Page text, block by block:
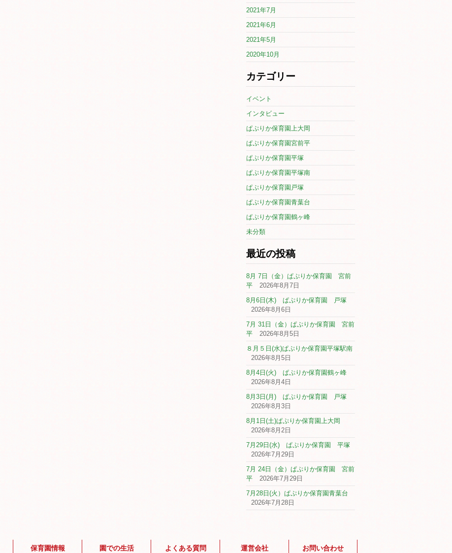
2021年7月
2021年6月
2021年5月
2020年10月
カテゴリー
イベント
インタビュー
ぱぷりか保育園上大岡
ぱぷりか保育園宮前平
ぱぷりか保育園平塚
ぱぷりか保育園平塚南
ぱぷりか保育園戸塚
ぱぷりか保育園青葉台
ぱぷりか保育園鶴ヶ峰
未分類
最近の投稿
8月 7日（金）ぱぷりか保育園 宮前
平
2026年8月7日
8月6日(木) ぱぷりか保育園 戸塚
2026年8月6日
7月 31日（金）ぱぷりか保育園 宮前
平
2026年8月5日
８月５日(水)ぱぷりか保育園平塚駅南
2026年8月5日
8月4日(火) ぱぷりか保育園鶴ヶ峰
2026年8月4日
8月3日(月) ぱぷりか保育園 戸塚
2026年8月3日
8月1日(土)ぱぷりか保育園上大岡
2026年8月2日
7月29日(水) ぱぷりか保育園 平塚
2026年7月29日
7月 24日（金）ぱぷりか保育園 宮前
平
2026年7月29日
7月28日(火）ぱぷりか保育園青葉台
2026年7月28日
保育園情報 園での生活 よくある質問 運営会社 お問い合わせ